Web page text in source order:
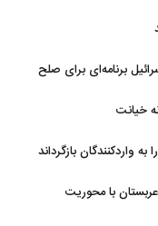
برنامه‌ای برای صلح
خیانت
با محوریت